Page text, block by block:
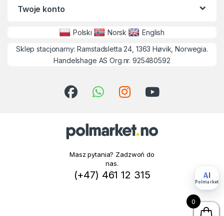
Twoje konto
Polski Norsk
English
Sklep stacjonarny: Ramstadsletta 24, 1363 Høvik, Norwegia.
Handelshage AS Org.nr. 925480592
Masz pytania? Zadzwoń do
nas.
(+47) 461 12 315
0
AI
Polmarket